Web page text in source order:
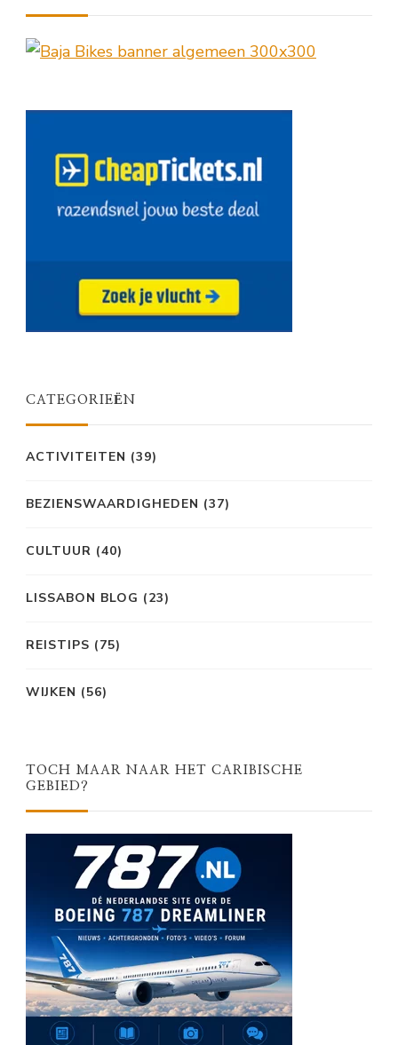
CATEGORIEËN
ACTIVITEITEN (39)
BEZIENSWAARDIGHEDEN (37)
CULTUUR (40)
LISSABON BLOG (23)
REISTIPS (75)
WIJKEN (56)
TOCH MAAR NAAR HET CARIBISCHE
GEBIED?